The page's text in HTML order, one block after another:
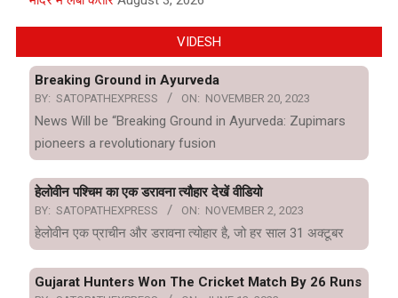
VIDESH
Breaking Ground in Ayurveda
BY: SATOPATHEXPRESS ON: NOVEMBER 20, 2023
News Will be “Breaking Ground in Ayurveda: Zupimars
pioneers a revolutionary fusion
हेलोवीन पश्चिम का एक डरावना त्यौहार देखें वीडियो
BY: SATOPATHEXPRESS ON: NOVEMBER 2, 2023
हेलोवीन एक प्राचीन और डरावना त्योहार है, जो हर साल 31 अक्टूबर
Gujarat Hunters Won The Cricket Match By 26 Runs